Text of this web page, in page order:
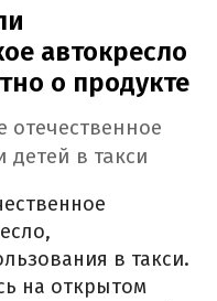
автокресло
о продукте
отечественное
детей в такси
в такси.
на открытом